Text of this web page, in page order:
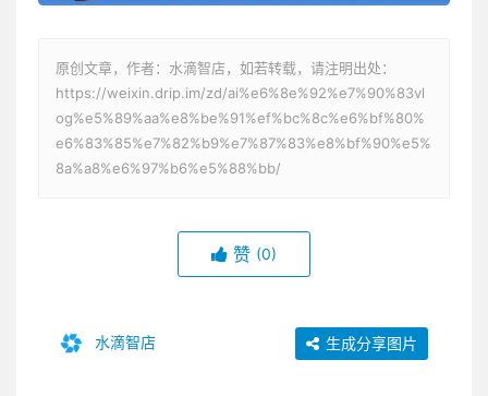
原创文章，作者：水滴智店，如若转载，请注明出处：
https://weixin.drip.im/zd/ai%e6%8e%92%e7%90%83vl
og%e5%89%aa%e8%be%91%ef%bc%8c%e6%bf%80%
e6%83%85%e7%82%b9%e7%87%83%e8%bf%90%e5%
8a%a8%e6%97%b6%e5%88%bb/
赞 (0)
水滴智店 生成分享图片